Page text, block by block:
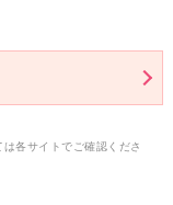
各サイトでご確認くださ